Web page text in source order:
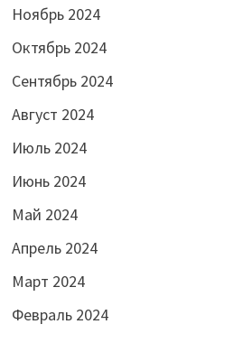
Ноябрь 2024
Октябрь 2024
Сентябрь 2024
Август 2024
Июль 2024
Июнь 2024
Май 2024
Апрель 2024
Март 2024
Февраль 2024